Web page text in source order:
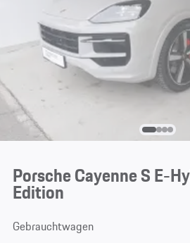
Porsche Cayenne S E-
Edition
Gebrauchtwagen